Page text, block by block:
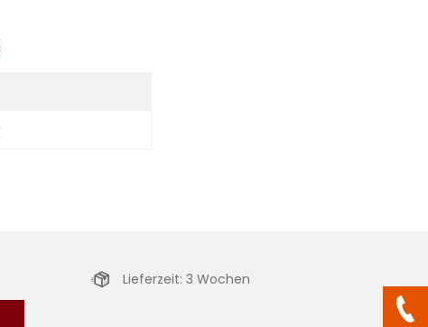
Lieferzeit: 3 Wochen